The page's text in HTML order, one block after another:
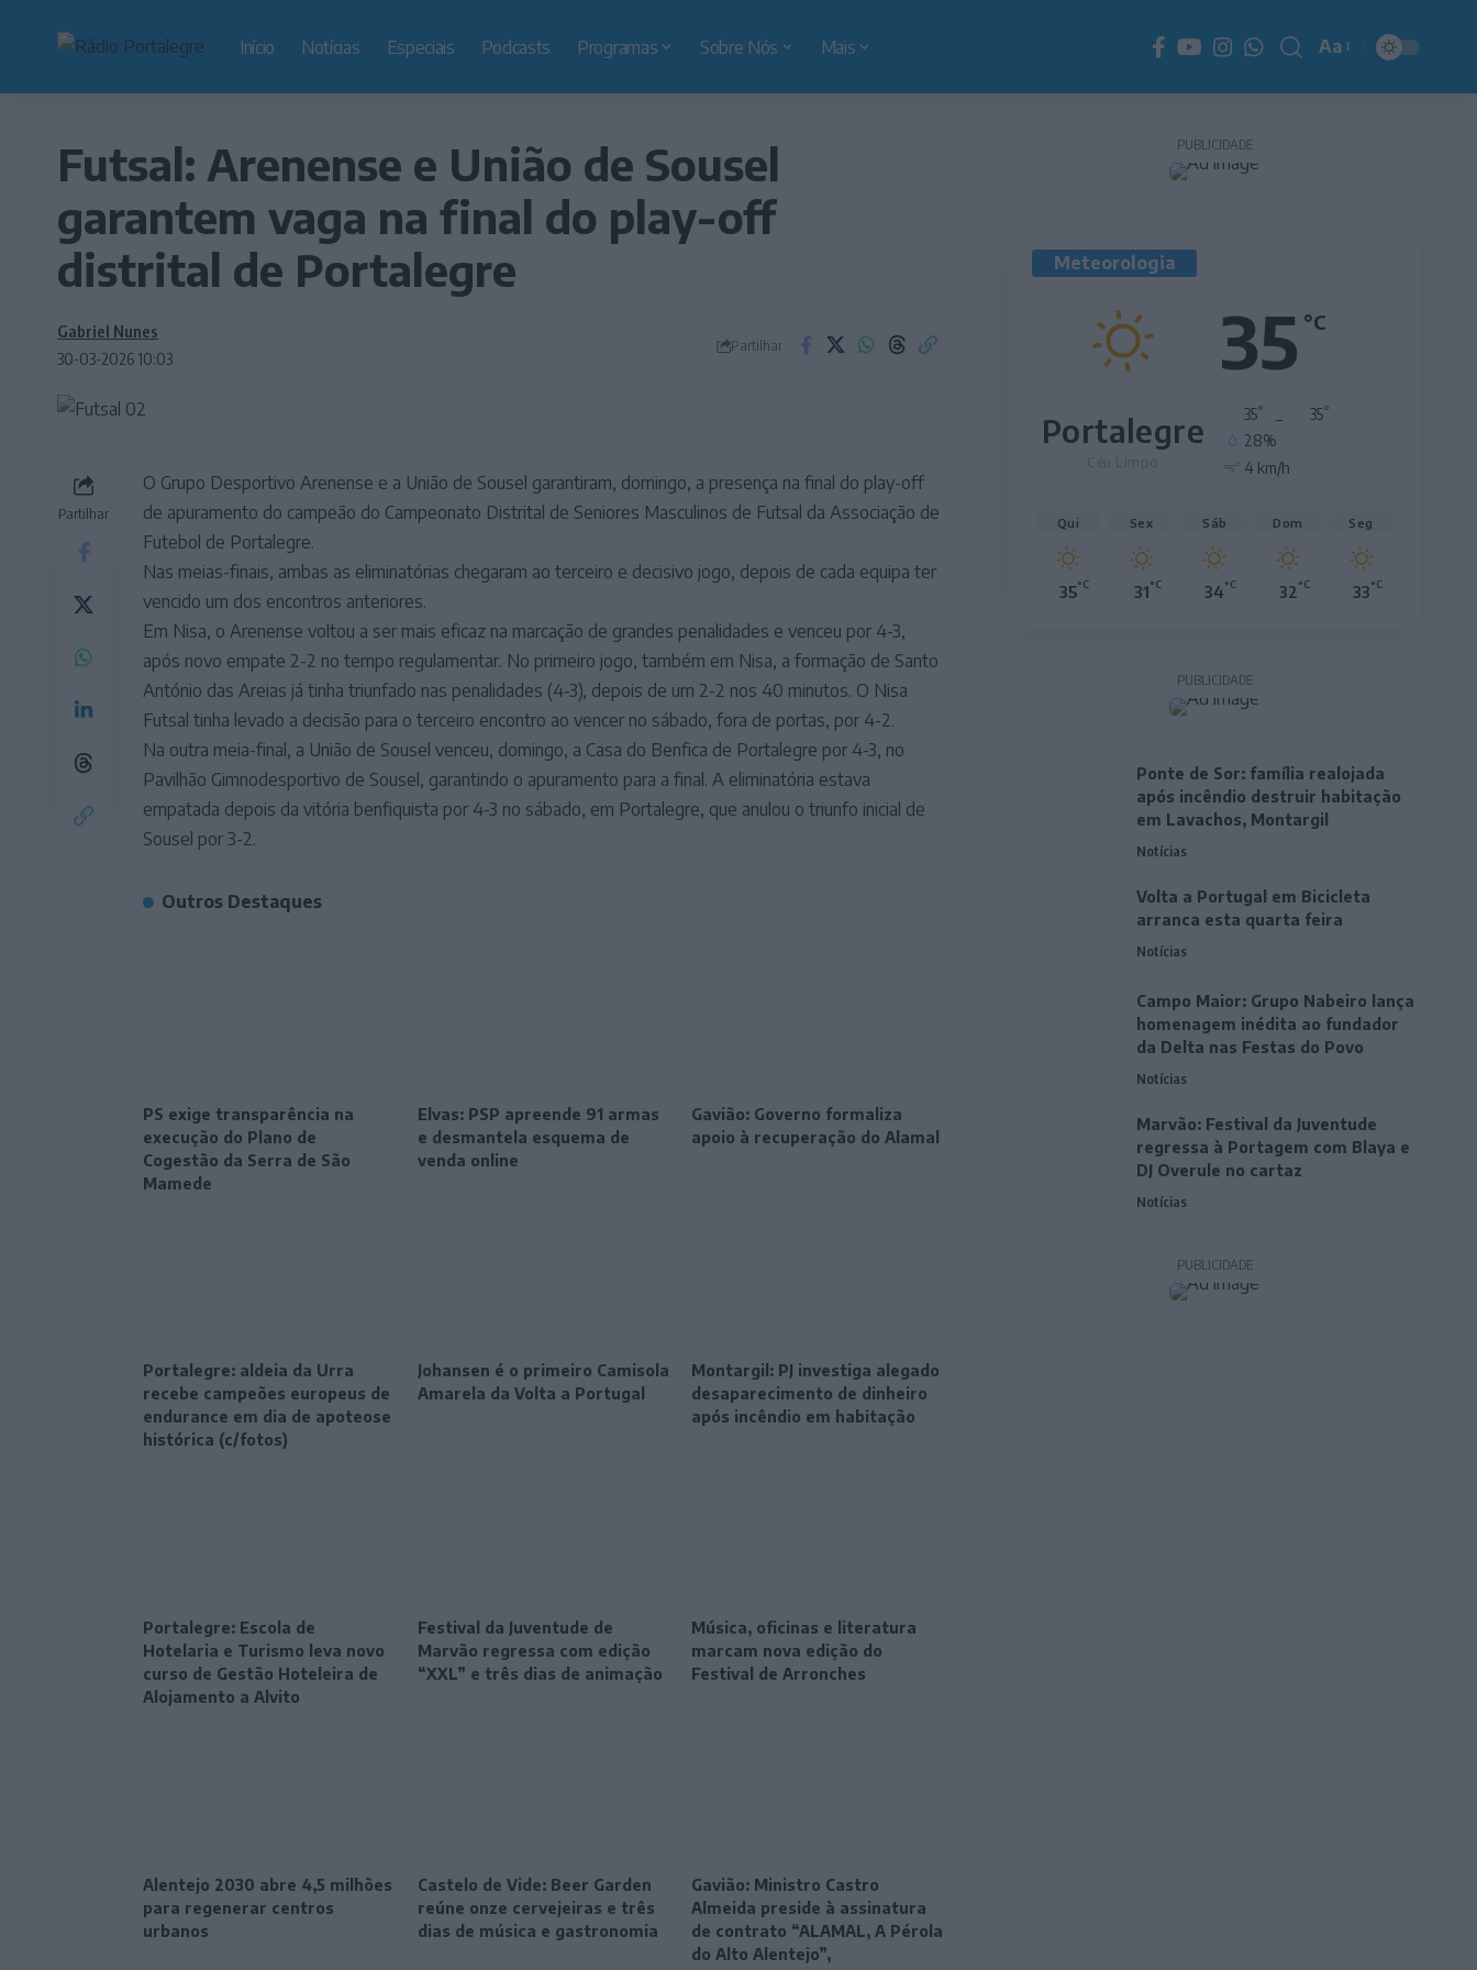
Início Notícias Especiais Podcasts Programas Sobre Nós Mais
Redimensionador
de
Aa
Futsal: Arenense e União de Sousel
garantem vaga na final do play-off
distrital de Portalegre
30-03-2026 10:03
Gabriel Nunes
Partilhar
Partilhar
O Grupo Desportivo Arenense e a União de Sousel garantiram, domingo, a presença na final do play-off
de apuramento do campeão do Campeonato Distrital de Seniores Masculinos de Futsal da Associação de
Futebol de Portalegre.
Nas meias-finais, ambas as eliminatórias chegaram ao terceiro e decisivo jogo, depois de cada equipa ter
vencido um dos encontros anteriores.
Em Nisa, o Arenense voltou a ser mais eficaz na marcação de grandes penalidades e venceu por 4-3,
após novo empate 2-2 no tempo regulamentar. No primeiro jogo, também em Nisa, a formação de Santo
António das Areias já tinha triunfado nas penalidades (4-3), depois de um 2-2 nos 40 minutos. O Nisa
Futsal tinha levado a decisão para o terceiro encontro ao vencer no sábado, fora de portas, por 4-2.
Na outra meia-final, a União de Sousel venceu, domingo, a Casa do Benfica de Portalegre por 4-3, no
Pavilhão Gimnodesportivo de Sousel, garantindo o apuramento para a final. A eliminatória estava
empatada depois da vitória benfiquista por 4-3 no sábado, em Portalegre, que anulou o triunfo inicial de
Sousel por 3-2.
Outros Destaques
PS exige transparência na
execução do Plano de
Cogestão da Serra de São
Mamede
Elvas: PSP apreende 91 armas
e desmantela esquema de
venda online
Gavião: Governo formaliza
apoio à recuperação do Alamal
Portalegre: aldeia da Urra
recebe campeões europeus de
endurance em dia de apoteose
histórica (c/fotos)
Johansen é o primeiro Camisola
Amarela da Volta a Portugal
Montargil: PJ investiga alegado
desaparecimento de dinheiro
após incêndio em habitação
Portalegre: Escola de
Hotelaria e Turismo leva novo
curso de Gestão Hoteleira de
Alojamento a Alvito
Festival da Juventude de
Marvão regressa com edição
“XXL” e três dias de animação
Música, oficinas e literatura
marcam nova edição do
Festival de Arronches
Alentejo 2030 abre 4,5 milhões
para regenerar centros
urbanos
Castelo de Vide: Beer Garden
reúne onze cervejeiras e três
dias de música e gastronomia
Gavião: Ministro Castro
Almeida preside à assinatura
de contrato “ALAMAL, A Pérola
do Alto Alentejo”,
PUBLICIDADE
Meteorologia
35 °C
Portalegre 35° 35°
28%
4 km/h
Qui
35°C
Sex
31°C
Sáb
34°C
Dom
32°C
Seg
33°C
PUBLICIDADE
Ponte de Sor: família realojada
após incêndio destruir habitação
em Lavachos, Montargil
Notícias
Volta a Portugal em Bicicleta
arranca esta quarta feira
Notícias
Campo Maior: Grupo Nabeiro lança
homenagem inédita ao fundador
da Delta nas Festas do Povo
Notícias
Marvão: Festival da Juventude
regressa à Portagem com Blaya e
DJ Overule no cartaz
Notícias
PUBLICIDADE